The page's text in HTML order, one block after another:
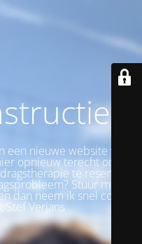
nieuwe website voor
opnieuw terecht om je
te reserveren.
Stuur me dan
dan neem ik snel contact
Stef Verjans